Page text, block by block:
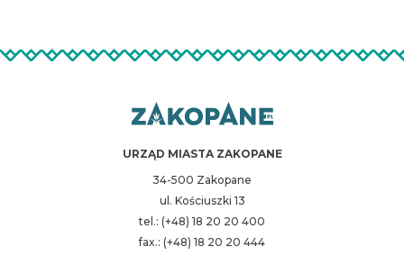
URZĄD MIASTA ZAKOPANE
34-500 Zakopane
ul. Kościuszki 13
tel.: (+48) 18 20 20 400
fax.: (+48) 18 20 20 444